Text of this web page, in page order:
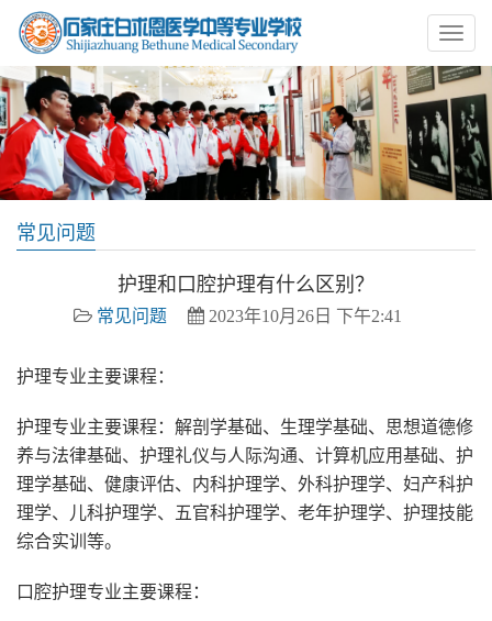
常见问题
护理和口腔护理有什么区别？
常见问题 2023年10月26日 下午2:41
护理专业主要课程：
护理专业主要课程：解剖学基础、生理学基础、思想道德修
养与法律基础、护理礼仪与人际沟通、计算机应用基础、护
理学基础、健康评估、内科护理学、外科护理学、妇产科护
理学、儿科护理学、五官科护理学、老年护理学、护理技能
综合实训等。
口腔护理专业主要课程：